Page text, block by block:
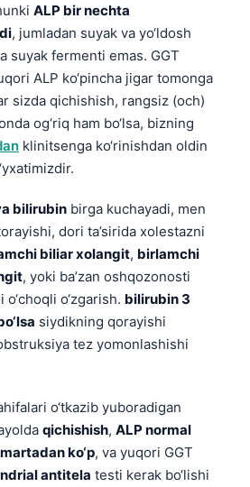
ALP bir nechta
, jumladan suyak va yo‘ldosh
suyak fermenti emas. GGT
ALP ko‘pincha jigar tomonga
sizda qichishish, rangsiz (och)
og‘riq ham bo‘lsa, bizning
klinitsenga ko‘rinishdan oldin
bilirubin birga kuchayadi, men
dori ta’sirida xolestazni
biliar xolangit, birlamchi
, yoki ba’zan oshqozonosti
o‘zgarish. bilirubin 3
siydikning qorayishi
tez yomonlashishi
o‘tkazib yuboradigan
qichishish, ALP normal
ko‘p, va yuqori GGT
antitela testi kerak bo‘lishi